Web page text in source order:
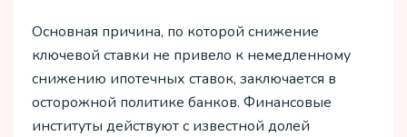
Основная причина, по которой снижение
ключевой ставки не привело к немедленному
снижению ипотечных ставок, заключается в
осторожной политике банков. Финансовые
институты действуют с известной долей